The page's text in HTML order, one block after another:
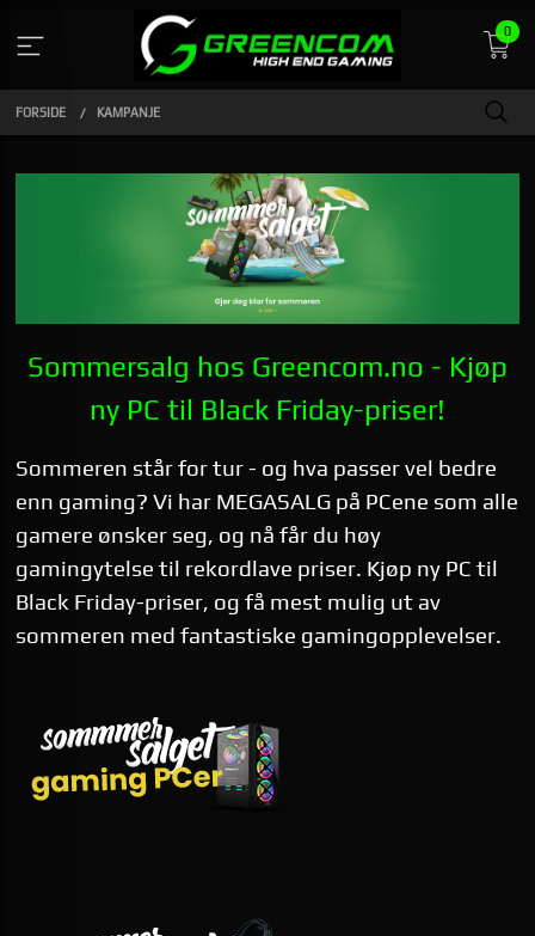
innholdet
0
FORSIDE KAMPANJE
Sommersalg hos Greencom.no - Kjøp
ny PC til Black Friday-priser!
Sommeren står for tur - og hva passer vel bedre
enn gaming? Vi har MEGASALG på PCene som alle
gamere ønsker seg, og nå får du høy
gamingytelse til rekordlave priser. Kjøp ny PC til
Black Friday-priser, og få mest mulig ut av
sommeren med fantastiske gamingopplevelser.